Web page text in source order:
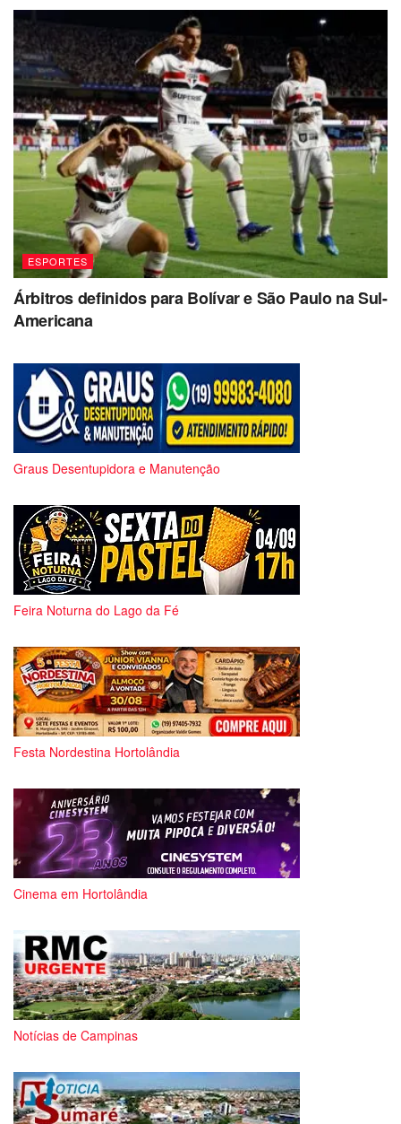
ESPORTES
Árbitros definidos para Bolívar e São Paulo na Sul-
Americana
Graus Desentupidora e Manutenção
Feira Noturna do Lago da Fé
Festa Nordestina Hortolândia
Cinema em Hortolândia
Notícias de Campinas